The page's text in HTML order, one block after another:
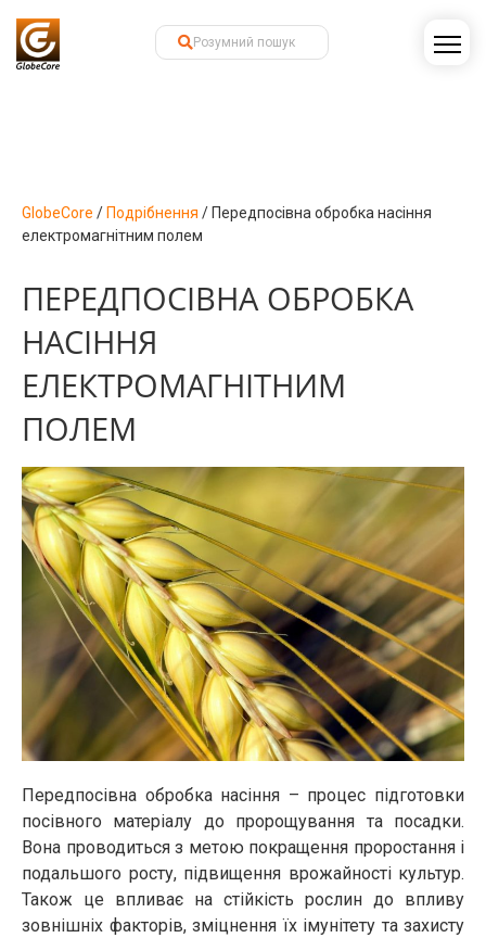
GlobeCore / Подрібнення / Передпосівна обробка насіння
електромагнітним полем
ПЕРЕДПОСІВНА ОБРОБКА
НАСІННЯ
ЕЛЕКТРОМАГНІТНИМ
ПОЛЕМ
Передпосівна обробка насіння – процес підготовки
посівного матеріалу до пророщування та посадки.
Вона проводиться з метою покращення проростання і
подальшого росту, підвищення врожайності культур.
Також це впливає на стійкість рослин до впливу
зовнішніх факторів, зміцнення їх імунітету та захисту